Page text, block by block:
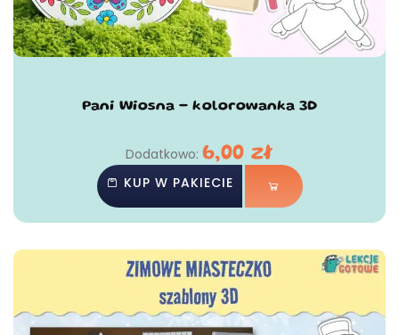
Pani Wiosna - kolorowanka 3D
Dodatkowo:6,00zł
KUP W PAKIECIE